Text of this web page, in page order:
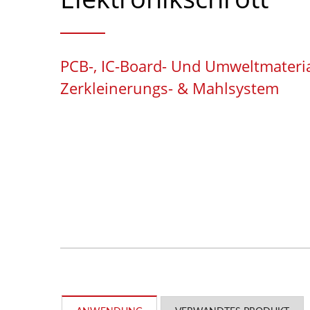
PCB-, IC-Board- Und
Zerkleinerungs- & Mahlsystem